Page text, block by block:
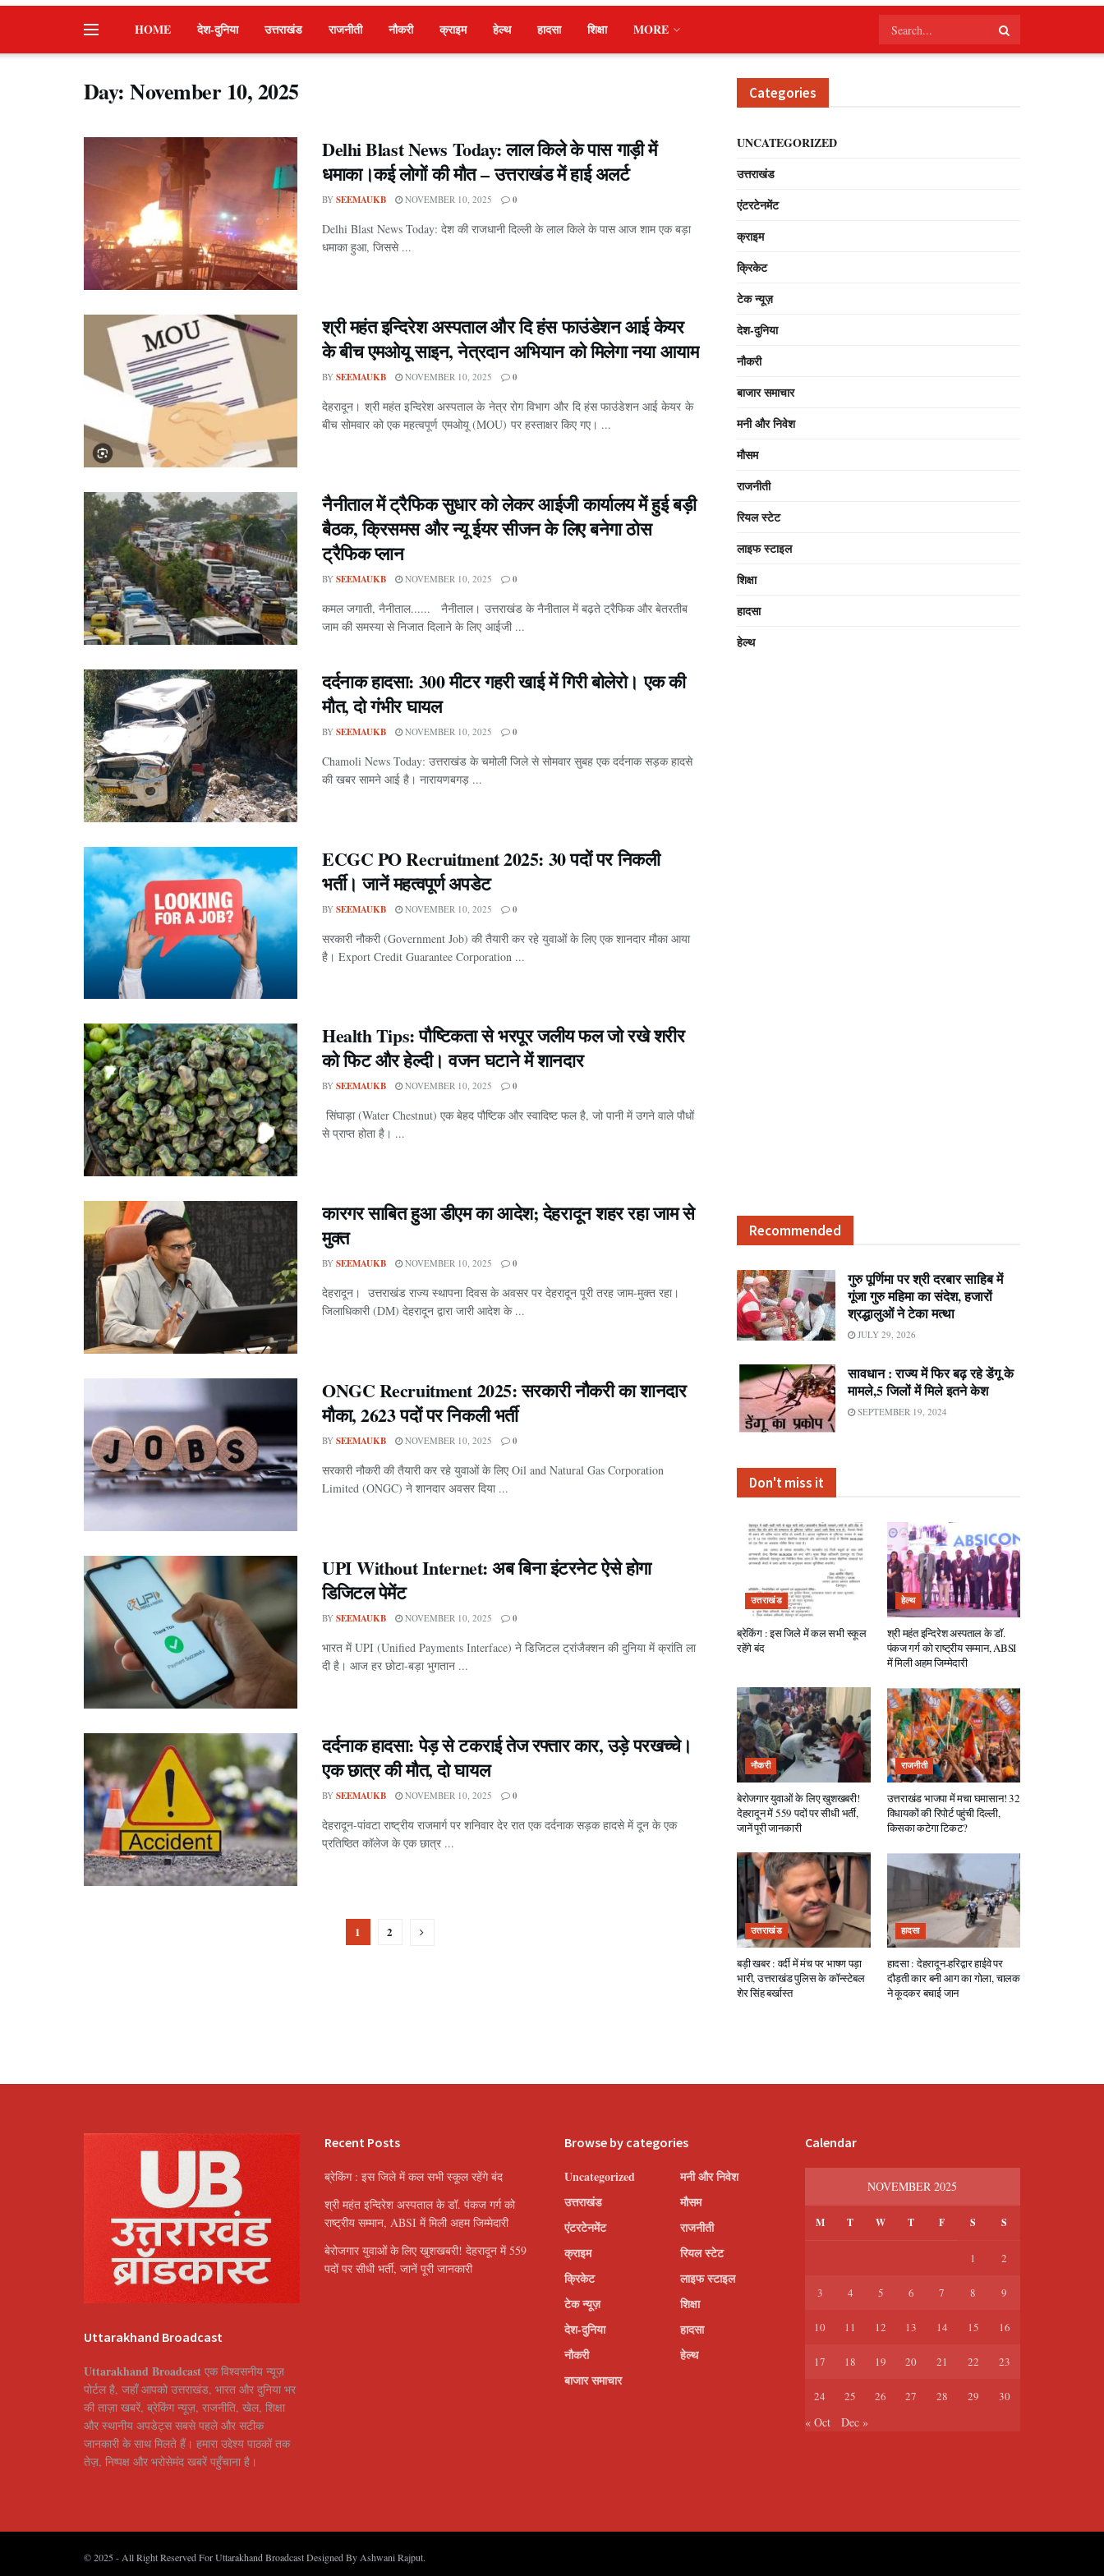
HOME देश-दुनिया उत्तराखंड राजनीती नौकरी क्राइम हेल्थ हादसा शिक्षा MORE
Day:November 10, 2025
Delhi Blast News Today: लाल किले के पास गाड़ी में
धमाका।कई लोगों की मौत – उत्तराखंड में हाई अलर्ट
BY SEEMAUKB NOVEMBER 10, 2025 0
Delhi Blast News Today: देश की राजधानी दिल्ली के लाल किले के पास आज शाम एक बड़ा
धमाका हुआ, जिससे ...
श्री महंत इन्दिरेश अस्पताल और दि हंस फाउंडेशन आई केयर
के बीच एमओयू साइन, नेत्रदान अभियान को मिलेगा नया आयाम
BY SEEMAUKB NOVEMBER 10, 2025 0
देहरादून। श्री महंत इन्दिरेश अस्पताल के नेत्र रोग विभाग और दि हंस फाउंडेशन आई केयर के
बीच सोमवार को एक महत्वपूर्ण एमओयू (MOU) पर हस्ताक्षर किए गए। ...
नैनीताल में ट्रैफिक सुधार को लेकर आईजी कार्यालय में हुई बड़ी
बैठक, क्रिसमस और न्यू ईयर सीजन के लिए बनेगा ठोस
ट्रैफिक प्लान
BY SEEMAUKB NOVEMBER 10, 2025 0
कमल जगाती, नैनीताल...... नैनीताल। उत्तराखंड के नैनीताल में बढ़ते ट्रैफिक और बेतरतीब
जाम की समस्या से निजात दिलाने के लिए आईजी ...
दर्दनाक हादसा: 300 मीटर गहरी खाई में गिरी बोलेरो। एक की
मौत, दो गंभीर घायल
BY SEEMAUKB NOVEMBER 10, 2025 0
Chamoli News Today: उत्तराखंड के चमोली जिले से सोमवार सुबह एक दर्दनाक सड़क हादसे
की खबर सामने आई है। नारायणबगड़ ...
ECGC PO Recruitment 2025: 30 पदों पर निकली
भर्ती। जानें महत्वपूर्ण अपडेट
BY SEEMAUKB NOVEMBER 10, 2025 0
सरकारी नौकरी (Government Job) की तैयारी कर रहे युवाओं के लिए एक शानदार मौका आया
है। Export Credit Guarantee Corporation ...
Health Tips: पौष्टिकता से भरपूर जलीय फल जो रखे शरीर
को फिट और हेल्दी। वजन घटाने में शानदार
BY SEEMAUKB NOVEMBER 10, 2025 0
सिंघाड़ा (Water Chestnut) एक बेहद पौष्टिक और स्वादिष्ट फल है, जो पानी में उगने वाले पौधों
से प्राप्त होता है। ...
कारगर साबित हुआ डीएम का आदेश; देहरादून शहर रहा जाम से
मुक्त
BY SEEMAUKB NOVEMBER 10, 2025 0
देहरादून। उत्तराखंड राज्य स्थापना दिवस के अवसर पर देहरादून पूरी तरह जाम-मुक्त रहा।
जिलाधिकारी (DM) देहरादून द्वारा जारी आदेश के ...
ONGC Recruitment 2025: सरकारी नौकरी का शानदार
मौका, 2623 पदों पर निकली भर्ती
BY SEEMAUKB NOVEMBER 10, 2025 0
सरकारी नौकरी की तैयारी कर रहे युवाओं के लिए Oil and Natural Gas Corporation
Limited (ONGC) ने शानदार अवसर दिया ...
UPI Without Internet: अब बिना इंटरनेट ऐसे होगा
डिजिटल पेमेंट
BY SEEMAUKB NOVEMBER 10, 2025 0
भारत में UPI (Unified Payments Interface) ने डिजिटल ट्रांजैक्शन की दुनिया में क्रांति ला
दी है। आज हर छोटा-बड़ा भुगतान ...
दर्दनाक हादसा: पेड़ से टकराई तेज रफ्तार कार, उड़े परखच्चे।
एक छात्र की मौत, दो घायल
BY SEEMAUKB NOVEMBER 10, 2025 0
देहरादून-पांवटा राष्ट्रीय राजमार्ग पर शनिवार देर रात एक दर्दनाक सड़क हादसे में दून के एक
प्रतिष्ठित कॉलेज के एक छात्र ...
1 2
Categories
UNCATEGORIZED
उत्तराखंड
एंटरटेनमेंट
क्राइम
क्रिकेट
टेक न्यूज़
देश-दुनिया
नौकरी
बाजार समाचार
मनी और निवेश
मौसम
राजनीती
रियल स्टेट
लाइफ स्टाइल
शिक्षा
हादसा
हेल्थ
Recommended
गुरु पूर्णिमा पर श्री दरबार साहिब में
गूंजा गुरु महिमा का संदेश, हजारों
श्रद्धालुओं ने टेका मत्था
JULY 29, 2026
सावधान : राज्य में फिर बढ़ रहे डेंगू के
मामले,5 जिलों में मिले इतने केश
SEPTEMBER 19, 2024
Don't miss it
उत्तराखंड
ब्रेकिंग : इस जिले में कल सभी स्कूल
रहेंगे बंद
हेल्थ
श्री महंत इन्दिरेश अस्पताल के डॉ.
पंकज गर्ग को राष्ट्रीय सम्मान, ABSI
में मिली अहम जिम्मेदारी
नौकरी
बेरोजगार युवाओं के लिए खुशखबरी!
देहरादून में 559 पदों पर सीधी भर्ती,
जानें पूरी जानकारी
राजनीती
उत्तराखंड भाजपा में मचा घमासान! 32
विधायकों की रिपोर्ट पहुंची दिल्ली,
किसका कटेगा टिकट?
उत्तराखंड
बड़ी खबर : वर्दी में मंच पर भाषण पड़ा
भारी, उत्तराखंड पुलिस के कॉन्स्टेबल
शेर सिंह बर्खास्त
हादसा
हादसा : देहरादून-हरिद्वार हाईवे पर
दौड़ती कार बनी आग का गोला, चालक
ने कूदकर बचाई जान
Uttarakhand Broadcast
Uttarakhand Broadcast एक विश्वसनीय न्यूज़
पोर्टल है, जहाँ आपको उत्तराखंड, भारत और दुनिया भर
की ताज़ा खबरें, ब्रेकिंग न्यूज़, राजनीति, खेल, शिक्षा
और स्थानीय अपडेट्स सबसे पहले और सटीक
जानकारी के साथ मिलते हैं। हमारा उद्देश्य पाठकों तक
तेज़, निष्पक्ष और भरोसेमंद खबरें पहुँचाना है।
Recent Posts
ब्रेकिंग : इस जिले में कल सभी स्कूल रहेंगे बंद
श्री महंत इन्दिरेश अस्पताल के डॉ. पंकज गर्ग को
राष्ट्रीय सम्मान, ABSI में मिली अहम जिम्मेदारी
बेरोजगार युवाओं के लिए खुशखबरी! देहरादून में 559
पदों पर सीधी भर्ती, जानें पूरी जानकारी
Browse by categories
Uncategorized
उत्तराखंड
एंटरटेनमेंट
क्राइम
क्रिकेट
टेक न्यूज़
देश-दुनिया
नौकरी
बाजार समाचार
मनी और निवेश
मौसम
राजनीती
रियल स्टेट
लाइफ स्टाइल
शिक्षा
हादसा
हेल्थ
Calendar
NOVEMBER 2025
M T W T F S S
1 2
3 4 5 6 7 8 9
10 11 12 13 14 15 16
17 18 19 20 21 22 23
24 25 26 27 28 29 30
« Oct Dec »
© 2025 - All Right Reserved For Uttarakhand Broadcast Designed By Ashwani Rajput.